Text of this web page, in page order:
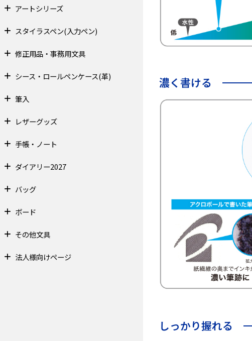
濃く書ける
しっかり握れる
アートシリーズ
スタイラスペン(入力ペン)
修正用品・事務用文具
シース・ロールペンケース(革)
筆入
レザーグッズ
手帳・ノート
ダイアリー2027
バッグ
ボード
その他文具
法人様向けページ